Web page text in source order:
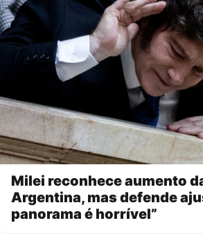
Milei reconhece aumento
Argentina, mas defende
panorama é horrível”